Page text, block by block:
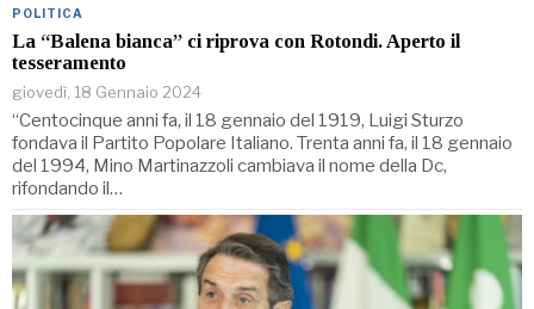
POLITICA
La “Balena bianca” ci riprova con Rotondi. Aperto il
tesseramento
giovedì, 18 Gennaio 2024
“Centocinque anni fa, il 18 gennaio del 1919, Luigi Sturzo
fondava il Partito Popolare Italiano. Trenta anni fa, il 18 gennaio
del 1994, Mino Martinazzoli cambiava il nome della Dc,
rifondando il…